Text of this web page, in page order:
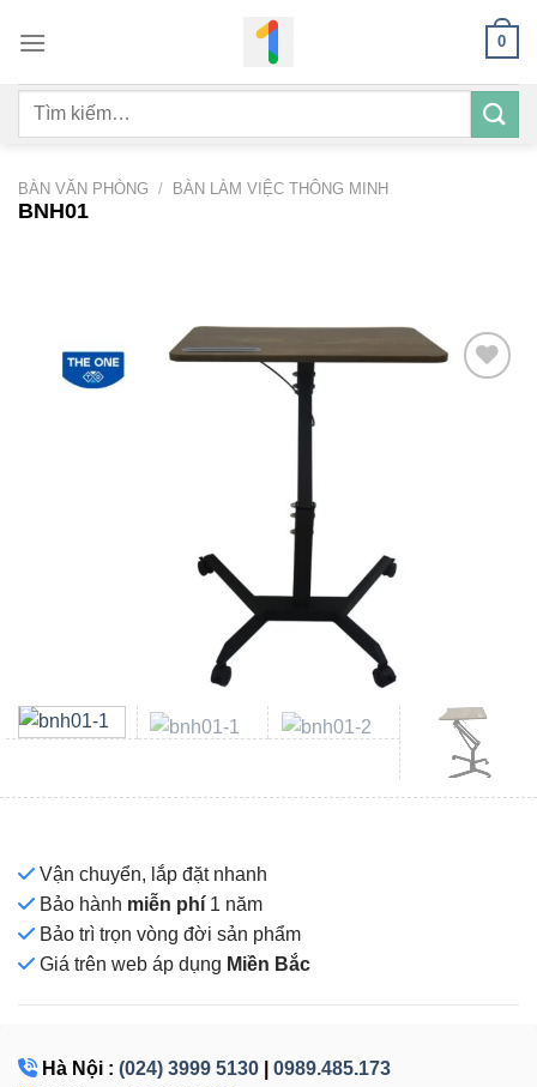
qua
dung
0
Tìm
BÀN VĂN PHÒNG / BÀN LÀM VIỆC THÔNG MINH
BNH01
Vận chuyển, lắp đặt nhanh
Bảo hành miễn phí 1 năm
Bảo trì trọn vòng đời sản phẩm
Giá trên web áp dụng Miền Bắc
Hà Nội : (024) 3999 5130
0989.485.173